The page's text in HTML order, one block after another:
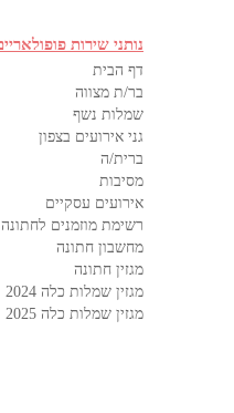
נותני שירות
דף הבית
בר/ת מצווה
שמלות נשף
גני אירועים בצפון
ברית/ה
מסיבות
אירועים עסקיים
רשימת מוזמנים לחתונה
מחשבון חתונה
מגזין חתונה
מגזין שמלות כלה 2024
מגזין שמלות כלה 2025